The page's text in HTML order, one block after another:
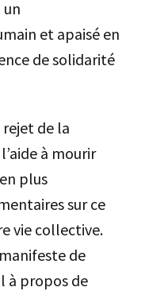
un
et apaisé en
de solidarité
de la
à mourir
plus
sur ce
vie collective.
de
à propos de